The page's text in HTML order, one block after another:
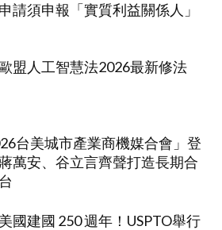
請須申報「實質利益關係人」
盟人工智慧法2026最新修法
台美城市產業商機媒合會」登
萬安、谷立言齊聲打造長期合
國建國 250 週年！USPTO舉行